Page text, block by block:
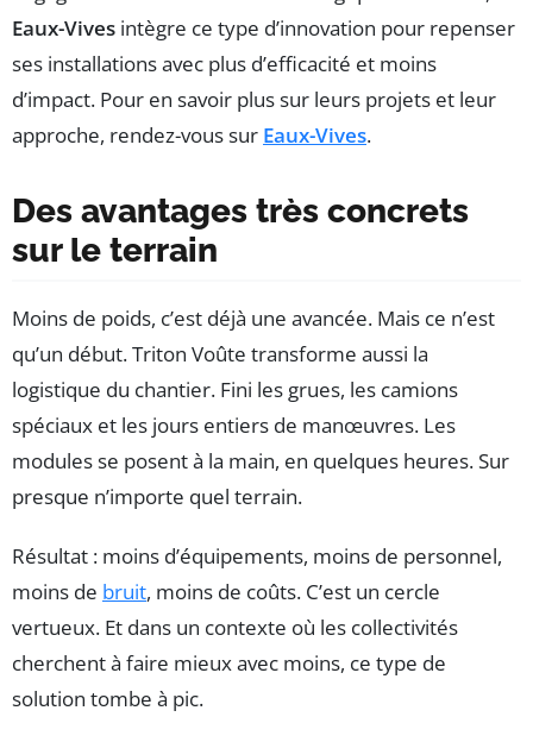
Eaux-Vives intègre ce type d’innovation pour repenser
ses installations avec plus d’efficacité et moins
d’impact. Pour en savoir plus sur leurs projets et leur
approche, rendez-vous sur Eaux-Vives.
Des avantages très concrets
sur le terrain
Moins de poids, c’est déjà une avancée. Mais ce n’est
qu’un début. Triton Voûte transforme aussi la
logistique du chantier. Fini les grues, les camions
spéciaux et les jours entiers de manœuvres. Les
modules se posent à la main, en quelques heures. Sur
presque n’importe quel terrain.
Résultat : moins d’équipements, moins de personnel,
moins de bruit, moins de coûts. C’est un cercle
vertueux. Et dans un contexte où les collectivités
cherchent à faire mieux avec moins, ce type de
solution tombe à pic.